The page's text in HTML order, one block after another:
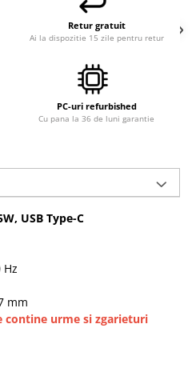
Retur gratuit
Ai la dispozitie 15 zile pentru retur
PC-uri refurbished
Cu pana la 36 de luni garantie
USB Type-C
Hz
mm
contine urme si zgarieturi